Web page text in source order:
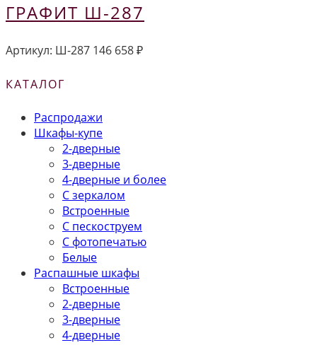
ГРАФИТ Ш-287
Артикул: Ш-287 146 658₽
КАТАЛОГ
Распродажи
Шкафы-купе
2-дверные
3-дверные
4-дверные и более
С зеркалом
Встроенные
С пескоструем
С фотопечатью
Белые
Распашные шкафы
Встроенные
2-дверные
3-дверные
4-дверные